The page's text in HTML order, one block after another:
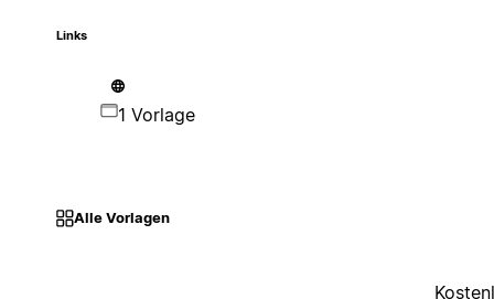
Links
1 Vorlage
Alle Vorlagen